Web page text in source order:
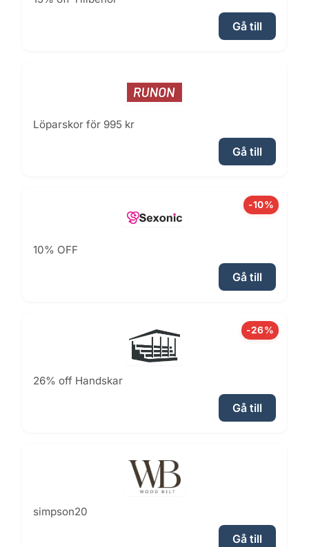
Gå till
Löparskor för 995 kr
Gå till
-10%
10% OFF
Gå till
-26%
26% off Handskar
Gå till
simpson20
Gå till